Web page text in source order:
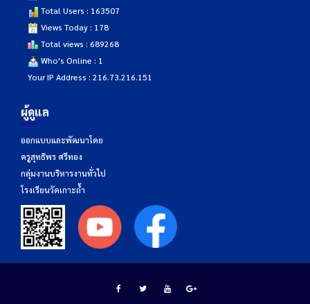
Total Users : 163507
Views Today : 178
Total views : 689268
Who's Online : 1
Your IP Address : 216.73.216.151
ผู้ดูแล
ออกแบบและพัฒนาโดย
ครูสุทธิพร ศรีทอง
กลุ่มงานบริหารงานทั่วไป
โรงเรียนวัดเกาะถ้ำ